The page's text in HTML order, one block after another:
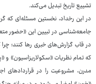
تشییع تاریخ تبدیل می‌کند.
در این رخداد، نخستین مسئله‌ای که
جامعه‌شناسی در تبیین این «حضور
در قاب گزارش‌های خبری رها کنند؛
که تمام نظریات «سکولاریزاسیون» و
مدرن، مشروعیت را در قراردادهای